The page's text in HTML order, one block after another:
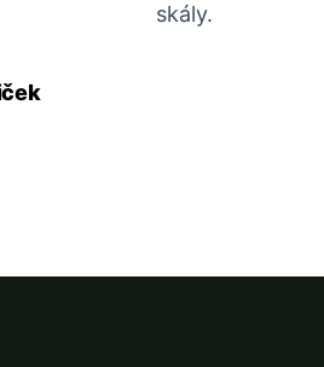
skály.